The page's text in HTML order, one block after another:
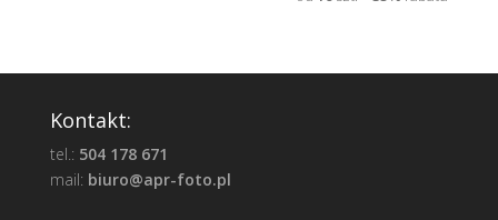
Kontakt:
tel.: 504 178 671
mail: biuro@apr-foto.pl